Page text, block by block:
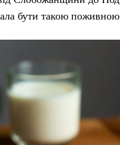
бути такою